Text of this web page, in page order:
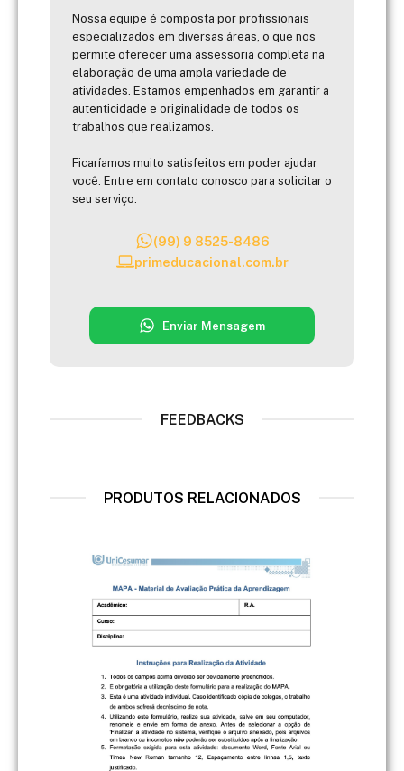
Nossa equipe é composta por profissionais
especializados em diversas áreas, o que nos
permite oferecer uma assessoria completa na
elaboração de uma ampla variedade de
atividades. Estamos empenhados em garantir a
autenticidade e originalidade de todos os
trabalhos que realizamos.
Ficaríamos muito satisfeitos em poder ajudar
você. Entre em contato conosco para solicitar o
seu serviço.
(99) 9 8525-8486
primeducacional.com.br
Enviar Mensagem
FEEDBACKS
PRODUTOS RELACIONADOS